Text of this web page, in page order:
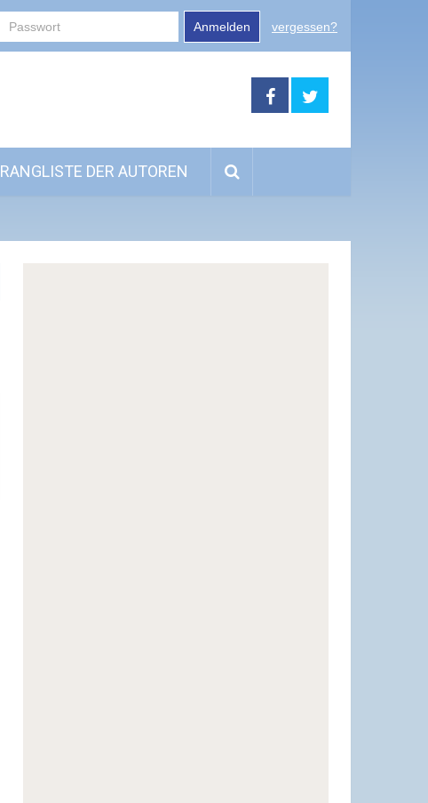
Anmelden vergessen?
RANGLISTE DER AUTOREN